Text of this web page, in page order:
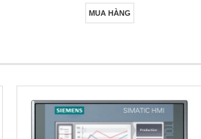
MUA HÀNG